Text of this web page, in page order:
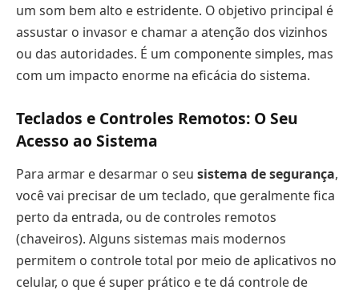
um som bem alto e estridente. O objetivo principal é
assustar o invasor e chamar a atenção dos vizinhos
ou das autoridades. É um componente simples, mas
com um impacto enorme na eficácia do sistema.
Teclados e Controles Remotos: O Seu
Acesso ao Sistema
Para armar e desarmar o seu sistema de segurança,
você vai precisar de um teclado, que geralmente fica
perto da entrada, ou de controles remotos
(chaveiros). Alguns sistemas mais modernos
permitem o controle total por meio de aplicativos no
celular, o que é super prático e te dá controle de